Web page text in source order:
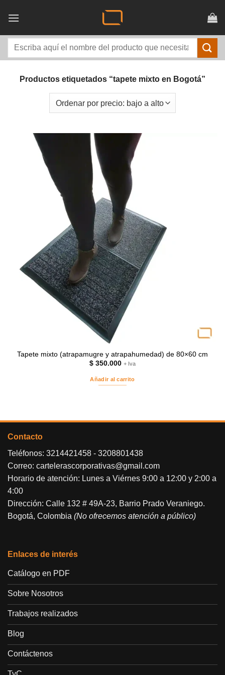
Buscar
Productos etiquetados “tapete mixto en Bogotá”
Tapete mixto (atrapamugre y atrapahumedad) de 80×60 cm
$ 350.000 + Iva
Añadir al carrito
Contacto
Teléfonos: 3214421458 - 3208801438
Correo: cartelerascorporativas@gmail.com
Horario de atención: Lunes a Viérnes 9:00 a 12:00 y 2:00 a
4:00
Dirección: Calle 132 # 49A-23, Barrio Prado Veraniego.
Bogotá, Colombia (No ofrecemos atención a público)
Enlaces de interés
Catálogo en PDF
Sobre Nosotros
Trabajos realizados
Blog
Contáctenos